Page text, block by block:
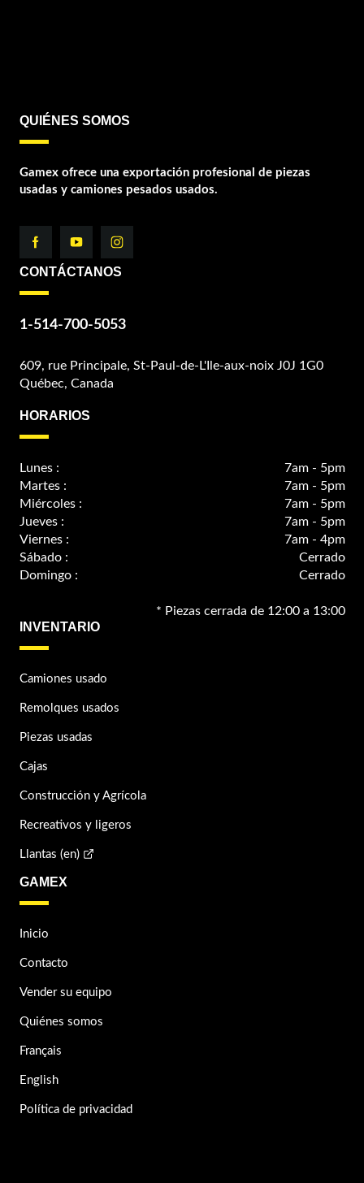
QUIÉNES SOMOS
Gamex ofrece una exportación profesional de piezas
usadas y camiones pesados usados.
CONTÁCTANOS
1-514-700-5053
609, rue Principale, St-Paul-de-L'Ile-aux-noix J0J 1G0
Québec, Canada
HORARIOS
Lunes :
7am - 5pm
Martes :
7am - 5pm
Miércoles :
7am - 5pm
Jueves :
7am - 5pm
Viernes :
7am - 4pm
Sábado :
Cerrado
Domingo :
Cerrado
* Piezas cerrada de 12:00 a 13:00
INVENTARIO
Camiones usado
Remolques usados
Piezas usadas
Cajas
Construcción y Agrícola
Recreativos y ligeros
Llantas (en)
GAMEX
Inicio
Contacto
Vender su equipo
Quiénes somos
Français
English
Política de privacidad